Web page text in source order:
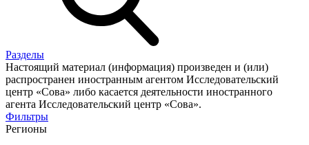
Разделы
Настоящий материал (информация) произведен и (или)
распространен иностранным агентом Исследовательский
центр «Сова» либо касается деятельности иностранного
агента Исследовательский центр «Сова».
Фильтры
Регионы